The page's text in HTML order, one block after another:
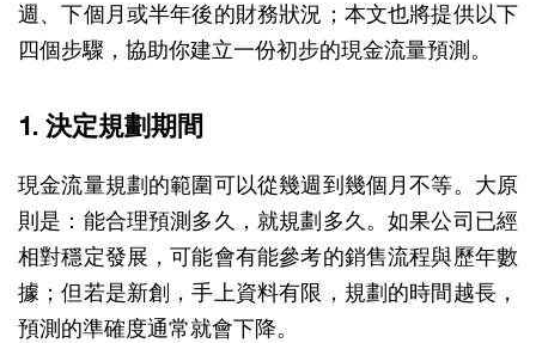
週、下個月或半年後的財務狀況；本文也將提供以下
四個步驟，協助你建立一份初步的現金流量預測。
1. 決定規劃期間
現金流量規劃的範圍可以從幾週到幾個月不等。大原
則是：能合理預測多久，就規劃多久。如果公司已經
相對穩定發展，可能會有能參考的銷售流程與歷年數
據；但若是新創，手上資料有限，規劃的時間越長，
預測的準確度通常就會下降。